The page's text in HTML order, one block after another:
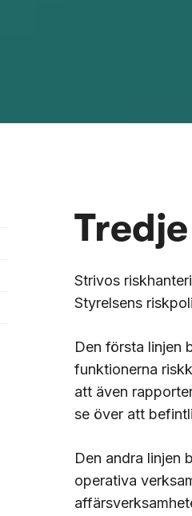
Strivos
Styrelsens
Den första linjen
funktionerna
att även
se över att
Den andra linjen
operativa